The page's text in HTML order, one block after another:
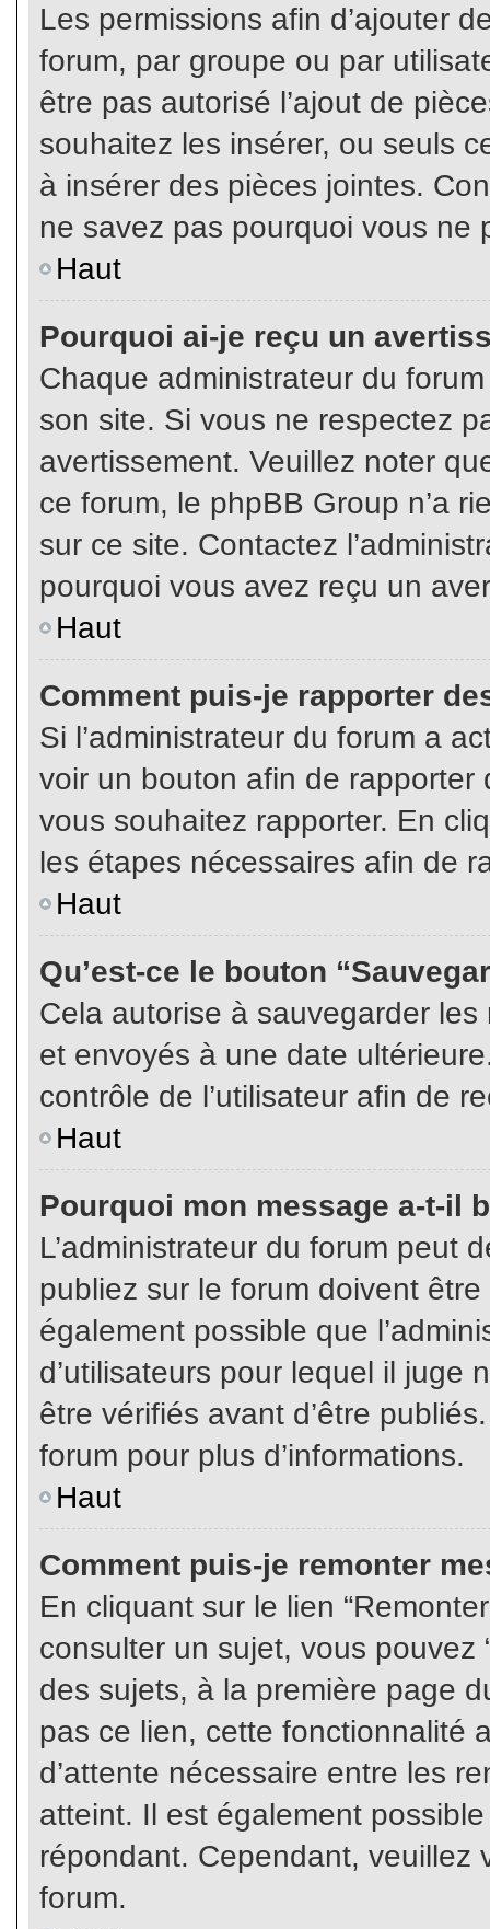
Les permissions afin d’ajouter
forum, par groupe ou par
être pas autorisé l’ajout de
souhaitez les insérer, ou seuls
à insérer des pièces jointes.
ne savez pas pourquoi vous ne
Haut
Pourquoi ai-je reçu un
Chaque administrateur du
son site. Si vous ne respectez
avertissement. Veuillez noter
ce forum, le phpBB Group n’a
sur ce site. Contactez
pourquoi vous avez reçu un
Haut
Comment puis-je rapporter
Si l’administrateur du forum a
voir un bouton afin de
vous souhaitez rapporter. En
les étapes nécessaires afin de
Haut
Qu’est-ce le bouton
Cela autorise à sauvegarder
et envoyés à une date
contrôle de l’utilisateur afin de
Haut
Pourquoi mon message a-t-il
L’administrateur du forum peut
publiez sur le forum doivent
également possible que
d’utilisateurs pour lequel il juge
être vérifiés avant d’être
forum pour plus d’informations.
Haut
Comment puis-je remonter
En cliquant sur le lien
consulter un sujet, vous pouvez
des sujets, à la première page
pas ce lien, cette fonctionnalité
d’attente nécessaire entre les
atteint. Il est également
répondant. Cependant, veuillez
forum.